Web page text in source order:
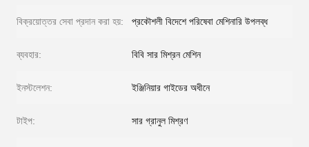
বিক্রয়োত্তর সেবা প্রদান করা হয়: প্রকৌশলী বিদেশে পরিষেবা মেশিনারি উপলব্ধ
ব্যবহার: বিবি সার মিশ্রন মেশিন
ইনস্টলেশন: ইঞ্জিনিয়ার গাইডের অধীনে
টাইপ: সার গ্রানুল মিশ্রণ